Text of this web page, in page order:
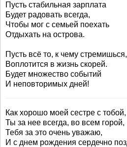
Пусть стабильная зарплата
Будет радовать всегда,
Чтобы мог с семьей поехать
Отдыхать на острова.
Пусть всё то, к чему стремишься,
Воплотится в жизнь скорей.
Будет множество событий
И неповторимых дней!
Как хорошо моей сестре с тобой,
Ты за нее всегда, во всем горой,
Тебя за это очень уважаю,
И с днем рождения сердечно